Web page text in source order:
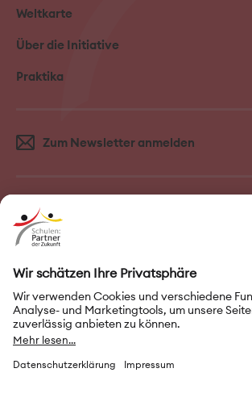
Weltkarte
Über die Initiative
Praktika
Zum Newsletter anmelden
FAQ–Häufige Fragen Kontakt
Nutzungsbedingungen
Datenschutz
Privatsphäre-Einstellungen
Leichte Sprache